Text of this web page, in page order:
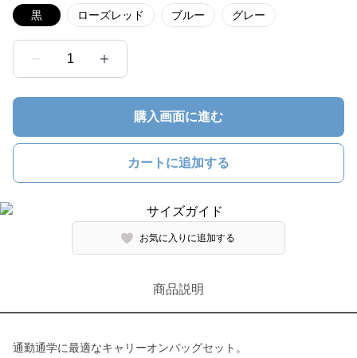
黒 ローズレッド ブルー グレー
1
購入画面に進む
カートに追加する
お気に入りに追加する
商品説明
通勤通学に最適なキャリーオンバッグセット。